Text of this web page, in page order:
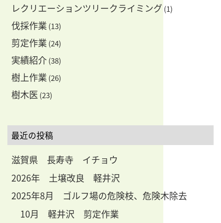
レクリエーションツリークライミング (1)
伐採作業 (13)
剪定作業 (24)
実績紹介 (38)
樹上作業 (26)
樹木医 (23)
最近の投稿
滋賀県 長寿寺 イチョウ
2026年 土壌改良 軽井沢
2025年8月 ゴルフ場の危険枝、危険木除去
10月 軽井沢 剪定作業